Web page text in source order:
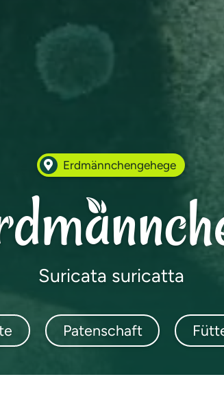
Erdmännchengehege
Suricata suricatta
Patenschaft